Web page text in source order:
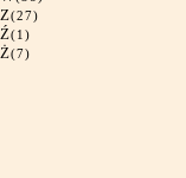
Z(27)
Ź(1)
Ż(7)